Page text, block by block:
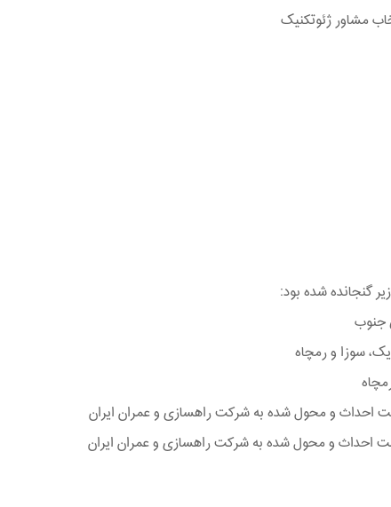
گنجانده شده بود:
سوزا و رمچاه
احداث و محول شده به شرکت راهسازی و عمران ایران